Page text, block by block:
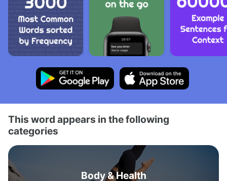
This word appears in the following
categories
Body & Health